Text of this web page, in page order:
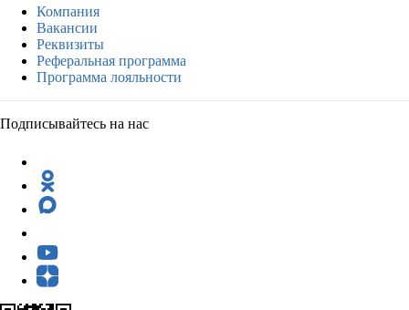
Компания
Вакансии
Реквизиты
Реферальная программа
Программа лояльности
Подписывайтесь на нас